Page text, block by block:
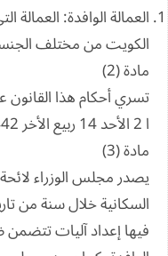
العمالة الوافدة:
الكويت من مختلف
مادة (2)
تسري أحكام هذا القانون
ا 2 الأحد 14 ربيع الأخر 1442 هـ – 2020/1129 م
مادة (3)
يصدر مجلس الوزراء لائحة
السكانية خلال سنة من
فيها إعداد آليات